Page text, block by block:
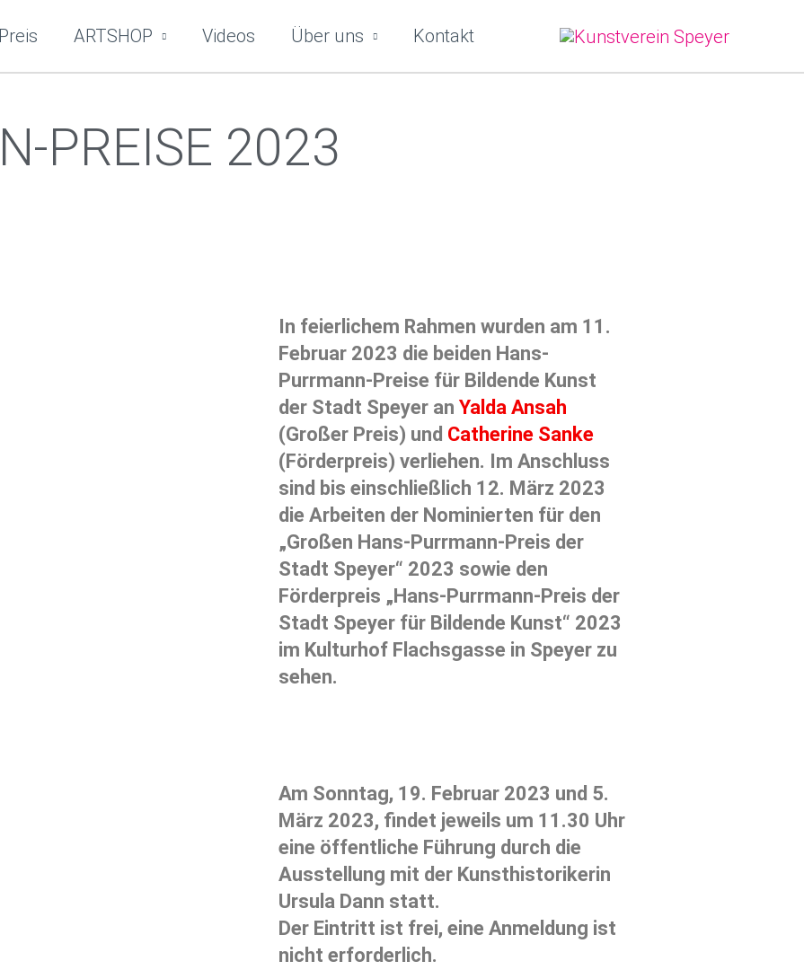
ARTSHOP Videos Über uns Kontakt
PREISE 2023
In feierlichem Rahmen wurden am 11.
Februar 2023 die beiden Hans-
Purrmann-Preise für Bildende Kunst
der Stadt Speyer an Yalda Ansah
(Großer Preis) und Catherine Sanke
(Förderpreis) verliehen. Im Anschluss
sind bis einschließlich 12. März 2023
die Arbeiten der Nominierten für den
„Großen Hans-Purrmann-Preis der
Stadt Speyer“ 2023 sowie den
Förderpreis „Hans-Purrmann-Preis der
Stadt Speyer für Bildende Kunst“ 2023
im Kulturhof Flachsgasse in Speyer zu
sehen.
Am Sonntag, 19. Februar 2023 und 5.
März 2023, findet jeweils um 11.30 Uhr
eine öffentliche Führung durch die
Ausstellung mit der Kunsthistorikerin
Ursula Dann statt.
Der Eintritt ist frei, eine Anmeldung ist
nicht erforderlich.